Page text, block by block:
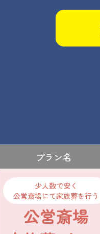
プラン名
少人数で安く
公営斎場にて家族葬を行う
公営斎場